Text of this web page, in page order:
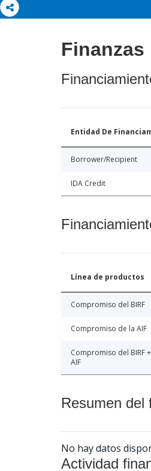
Finanzas
Entidad De
Borrower/Recipient
IDA Credit
Línea de productos
Compromiso del BIRF
Compromiso de la AIF
Compromiso del BIRF +
AIF
Resumen del
No hay datos
Actividad